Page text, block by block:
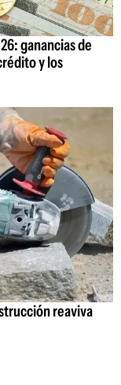
ganancias de
y los
reaviva